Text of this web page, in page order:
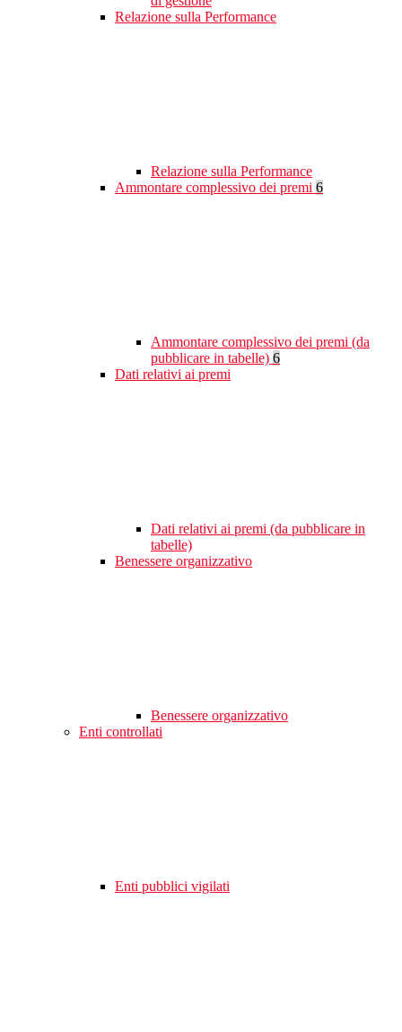
Relazione sulla Performance
Relazione sulla Performance
Ammontare complessivo dei premi 6
Ammontare complessivo dei premi (da
pubblicare in tabelle) 6
Dati relativi ai premi
Dati relativi ai premi (da pubblicare in
tabelle)
Benessere organizzativo
Benessere organizzativo
Enti controllati
Enti pubblici vigilati